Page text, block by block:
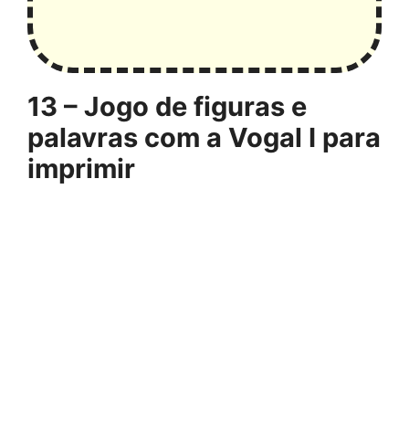
13 – Jogo de figuras e
palavras com a Vogal I para
imprimir